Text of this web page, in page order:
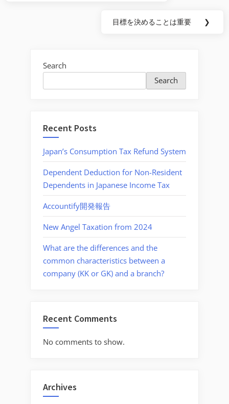
Next
目標を決めることは重要 ❯
Search
Search
Recent Posts
Japan’s Consumption Tax Refund System
Dependent Deduction for Non-Resident
Dependents in Japanese Income Tax
Accountify開発報告
New Angel Taxation from 2024
What are the differences and the
common characteristics between a
company (KK or GK) and a branch?
Recent Comments
No comments to show.
Archives